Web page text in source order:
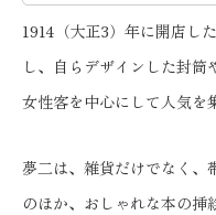
1914（大正3）年に開店し
し、自らデザインした封
女性客を中心にして人気を
夢二は、雑貨だけでなく、
のほか、おしゃれな本の挿